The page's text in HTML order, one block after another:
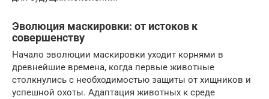
Эволюция маскировки: от истоков к
совершенству
Начало эволюции маскировки уходит корнями в
древнейшие времена, когда первые животные
столкнулись с необходимостью защиты от хищников и
успешной охоты. Адаптация животных к среде